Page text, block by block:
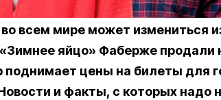
всем мире может измениться
яйцо» Фаберже продали
поднимает цены на билеты для
и факты, с которых надо